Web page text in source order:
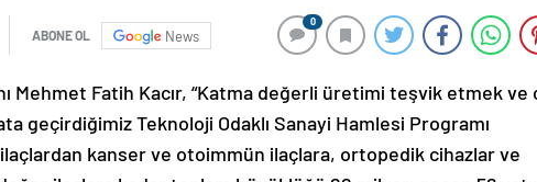
ABONE OL News
0
Mehmet Fatih Kacır, “Katma değerli üretimi teşvik etmek ve
geçirdiğimiz Teknoloji Odaklı Sanayi Hamlesi Programı
kanser ve otoimmün ilaçlara, ortopedik cihazlar ve